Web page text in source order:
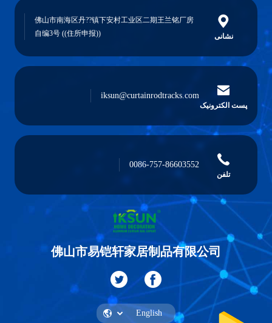
نشانی
佛山市南海区丹??镇下安村工业区二期王兰铭厂房
自编3号 ((住所申报))
پست الکترونیک
iksun@curtainrodtracks.com
تلفن
0086-757-86603552
佛山市易铠轩家居制品有限公司